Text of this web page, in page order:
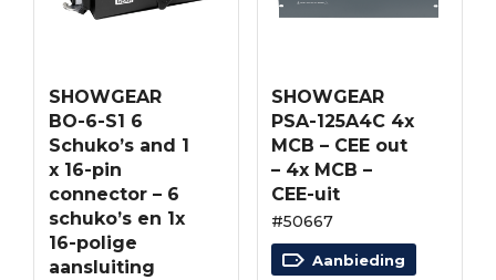
SHOWGEAR
BO-6-S1 6
Schuko’s and 1
x 16-pin
connector – 6
schuko’s en 1x
16-polige
aansluiting
SHOWGEAR
PSA-125A4C 4x
MCB – CEE out
– 4x MCB –
CEE-uit
#50667
Aanbieding